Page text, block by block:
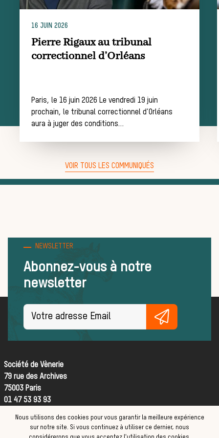
d’une journée
de chasse
Trouver un
équipage
bonnes
pratiques
La vènerie
16 JUIN 2026
Pierre Rigaux au tribunal
correctionnel d’Orléans
Paris, le 16 juin 2026 Le vendredi 19 juin
prochain, le tribunal correctionnel d’Orléans
aura à juger des conditions…
VOIR TOUS LES COMMUNIQUÉS
NEWSLETTER
Abonnez-vous à notre
newsletter
Société de Vènerie
79 rue des Archives
75003 Paris
01 47 53 93 93
Contact
Nous utilisons des cookies pour vous garantir la meilleure expérience
sur notre site. Si vous continuez à utiliser ce dernier, nous